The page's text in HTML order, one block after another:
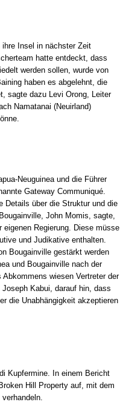
ihre Insel in nächster Zeit
hatte entdeckt, dass
werden sollen, wurde von
haben es abgelehnt, die
sagte dazu Levi Orong, Leiter
Namatanai (Neuirland)
Neuguinea und die Führer
Gateway Communiqué.
Details über die Struktur und die
John Momis, sagte,
Regierung. Diese müsse
und Judikative enthalten.
Bougainville gestärkt werden
und Bougainville nach der
wiesen Vertreter der
Kabui, darauf hin, dass
die Unabhängigkeit akzeptieren
Kupfermine. In einem Bericht
Hill Property auf, mit dem